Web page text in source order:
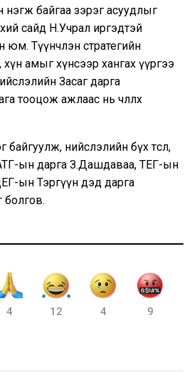
нэгж байгаа зэрэг асуудлыг
сайд Н.Учрал иргэдтэй
юм. Түүнчлэн стратегийн
хүн амыг хүнсээр хангах үүргээ
Засаг дарга
ажлаас нь чөлөөлөхөө
нийслэлийн бүх төсөл,
ын дарга З.Дашдаваа, ТЕГ-ын
ын Тэргүүн дэд дарга
болгов.
4 12 4 9